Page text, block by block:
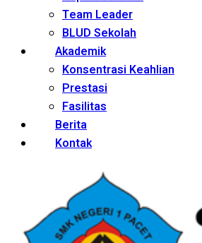
Team Leader
BLUD Sekolah
Akademik
Konsentrasi Keahlian
Prestasi
Fasilitas
Berita
Kontak